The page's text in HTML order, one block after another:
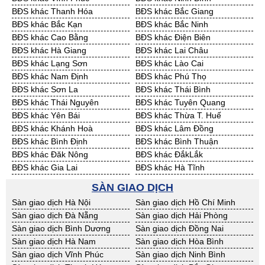
Cần Thuê Bình Phước
Cần Thuê Cà Mau
Cần Thuê Đồng Tháp
Cần Thuê Hậu Giang
Cần Thuê Kiên Giang
Cần Thuê Long An
Cần Thuê Sóc Trăng
Cần Thuê Tây Ninh
Cần Thuê Tiền Giang
Cần Thuê Trà Vinh
Cần Thuê Vĩnh Long
Cần Thuê Hải Dương
Cần Thuê Hưng Yên
Cần Thuê Quảng Ninh
BĐS khác Thanh Hóa
BĐS khác Bắc Giang
BĐS khác Bắc Kạn
BĐS khác Bắc Ninh
BĐS khác Cao Bằng
BĐS khác Điện Biên
BĐS khác Hà Giang
BĐS khác Lai Châu
BĐS khác Lạng Sơn
BĐS khác Lào Cai
BĐS khác Nam Định
BĐS khác Phú Thọ
BĐS khác Sơn La
BĐS khác Thái Bình
BĐS khác Thái Nguyên
BĐS khác Tuyên Quang
BĐS khác Yên Bái
BĐS khác Thừa T. Huế
BĐS khác Khánh Hoà
BĐS khác Lâm Đồng
BĐS khác Bình Định
BĐS khác Bình Thuận
BĐS khác Đăk Nông
BĐS khác ĐắkLắk
BĐS khác Gia Lai
BĐS khác Hà Tĩnh
BĐS khác Ninh Thuận
BĐS khác Phú Yên
BĐS khác Quảng Bình
BĐS khác Quảng Nam
BĐS khác Quảng Ngãi
BĐS khác Bà Rịa - VT
BĐS khác Cần Thơ
BĐS khác An Giang
BĐS khác Bạc Liêu
BĐS khác Bến Tre
BĐS khác Bình Phước
BĐS khác Cà Mau
SÀN GIAO DỊCH
Sàn giao dịch Hà Nội
Sàn giao dịch Hồ Chí Minh
Sàn giao dịch Đà Nẵng
Sàn giao dịch Hải Phòng
Sàn giao dịch Bình Dương
Sàn giao dịch Đồng Nai
Sàn giao dịch Hà Nam
Sàn giao dịch Hòa Bình
Sàn giao dịch Vĩnh Phúc
Sàn giao dịch Ninh Bình